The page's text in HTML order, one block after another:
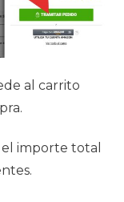
al carrito
importe total